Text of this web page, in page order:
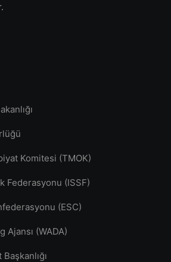
Komitesi (TMOK)
Federasyonu (ISSF)
(ESC)
Ajansı (WADA)